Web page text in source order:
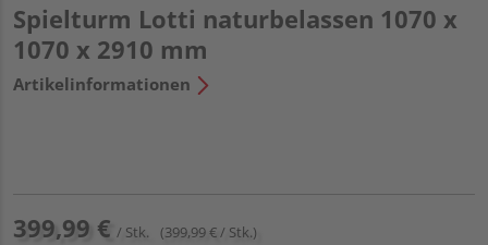
Spielturm Lotti naturbelassen 1070 x
1070 x 2910 mm
Artikelinformationen
399,99 € / Stk. (399,99 € / Stk.)